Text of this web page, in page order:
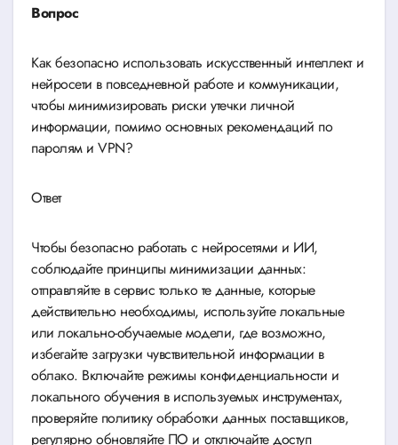
Вопрос
Как безопасно использовать искусственный интеллект и
нейросети в повседневной работе и коммуникации,
чтобы минимизировать риски утечки личной
информации, помимо основных рекомендаций по
паролям и VPN?
Ответ
Чтобы безопасно работать с нейросетями и ИИ,
соблюдайте принципы минимизации данных:
отправляйте в сервис только те данные, которые
действительно необходимы, используйте локальные
или локально-обучаемые модели, где возможно,
избегайте загрузки чувствительной информации в
облако. Включайте режимы конфиденциальности и
локального обучения в используемых инструментах,
проверяйте политику обработки данных поставщиков,
регулярно обновляйте ПО и отключайте доступ